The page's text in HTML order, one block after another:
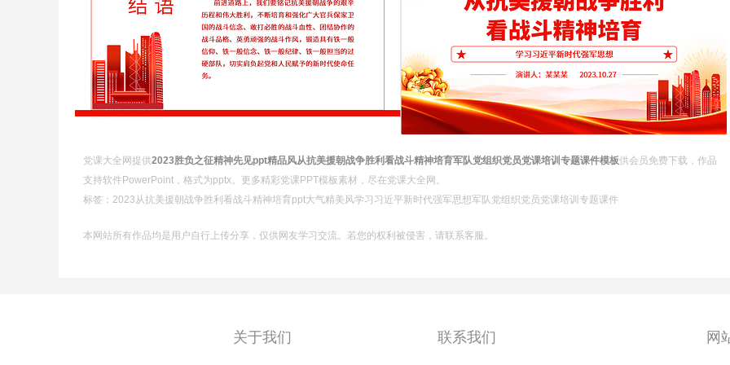
党课大全网提供2023胜负之征精神先见ppt精品风从抗美援朝战争胜利看战斗精神培育军队党组织党员党课培训专题课件模板供会员免费下载，作品
支持软件PowerPoint，格式为pptx。更多精彩党课PPT模板素材，尽在党课大全网。
标签：2023从抗美援朝战争胜利看战斗精神培育ppt大气精美风学习习近平新时代强军思想军队党组织党员党课培训专题课件
本网站所有作品均是用户自行上传分享，仅供网友学习交流。若您的权利被侵害，请联系客服。
关于我们 联系我们 网